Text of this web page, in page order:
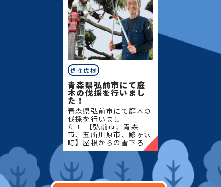
伐採伐根
青森県弘前市にて庭
木の伐採を行いまし
た！
青森県弘前市にて庭木の
伐採を行いまし
た！ 【弘前市、青森
市、五所川原市、鯵ヶ沢
町】屋根からの雪下ろ
し・除雪・排雪などの作
業もお任せください！地
域密着で伐採・抜根・剪
定・草刈りなどのお庭の
こと、造園・